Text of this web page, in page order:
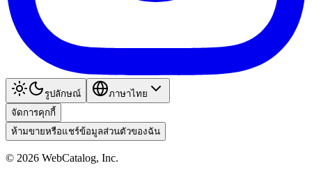
รูปลักษณ์
ภาษาไทย
จัดการคุกกี้
ห้ามขายหรือแชร์ข้อมูลส่วนตัวของฉัน
© 2026 WebCatalog, Inc.